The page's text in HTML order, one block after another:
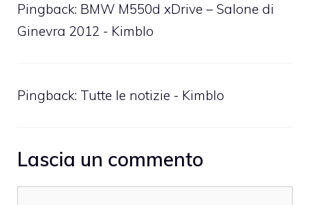
Pingback: BMW M550d xDrive – Salone di
Ginevra 2012 - Kimblo
Pingback: Tutte le notizie - Kimblo
Lascia un commento